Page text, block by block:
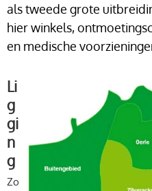
als tweede grote
hier winkels,
en medische
Li
g
gi
n
g
Zo